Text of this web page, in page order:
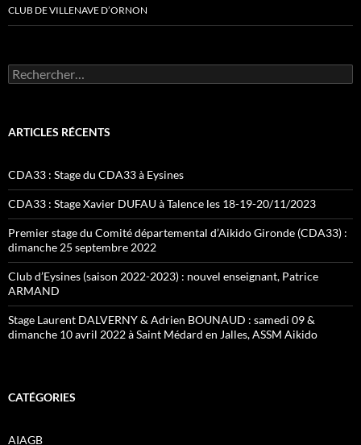
CLUB DE VILLENAVE D’ORNON
Rechercher :
ARTICLES RÉCENTS
CDA33 : Stage du CDA33 à Eysines
CDA33 : Stage Xavier DUFAU à Talence les 18-19-20/11/2023
Premier stage du Comité départemental d’Aikido Gironde (CDA33) :
dimanche 25 septembre 2022
Club d’Eysines (saison 2022-2023) : nouvel enseignant, Patrice
ARMAND
Stage Laurent DALVERNY & Adrien BOUNAUD : samedi 09 &
dimanche 10 avril 2022 à Saint Médard en Jalles, ASSM Aikido
CATÉGORIES
AIAGB